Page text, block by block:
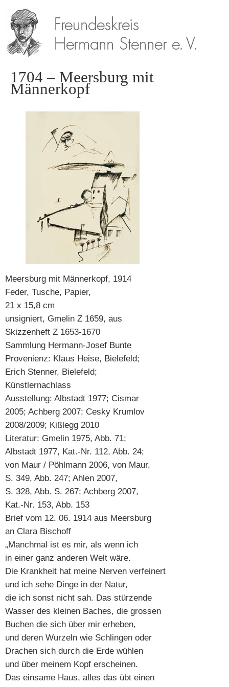
1704 – Meersburg mit
Männerkopf
Meersburg mit Männerkopf, 1914
Feder, Tusche, Papier,
21 x 15,8 cm
unsigniert, Gmelin Z 1659, aus
Skizzenheft Z 1653-1670
Sammlung Hermann-Josef Bunte
Provenienz: Klaus Heise, Bielefeld;
Erich Stenner, Bielefeld;
Künstlernachlass
Ausstellung: Albstadt 1977; Cismar
2005; Achberg 2007; Cesky Krumlov
2008/2009; Kißlegg 2010
Literatur: Gmelin 1975, Abb. 71;
Albstadt 1977, Kat.-Nr. 112, Abb. 24;
von Maur / Pöhlmann 2006, von Maur,
S. 349, Abb. 247; Ahlen 2007,
S. 328, Abb. S. 267; Achberg 2007,
Kat.-Nr. 153, Abb. 153
Brief vom 12. 06. 1914 aus Meersburg
an Clara Bischoff
„Manchmal ist es mir, als wenn ich
in einer ganz anderen Welt wäre.
Die Krankheit hat meine Nerven verfeinert
und ich sehe Dinge in der Natur,
die ich sonst nicht sah. Das stürzende
Wasser des kleinen Baches, die grossen
Buchen die sich über mir erheben,
und deren Wurzeln wie Schlingen oder
Drachen sich durch die Erde wühlen
und über meinem Kopf erscheinen.
Das einsame Haus, alles das übt einen